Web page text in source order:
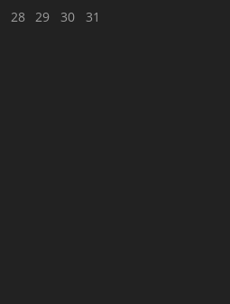
28 29 30 31